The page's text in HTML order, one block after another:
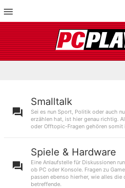
Smalltalk
Sei es nun Sport, Politik oder auch
erzählen hat, ist hier genau richtig.
oder Offtopic-Fragen gehören somit
Spiele & Hardware
Eine Anlaufstelle für Diskussionen
ob PC oder Konsole. Fragen zu
passen ebenso hierher, wie alles die
betreffende.